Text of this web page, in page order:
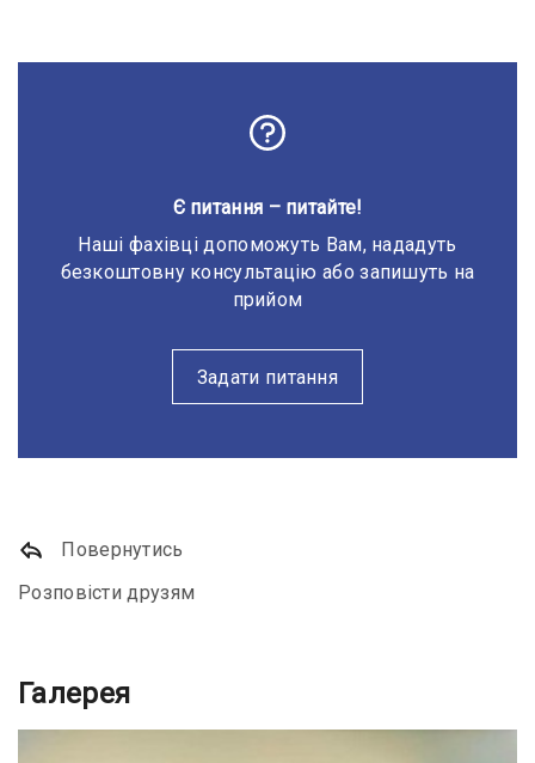
Є питання – питайте!
Наші фахівці допоможуть Вам, нададуть
безкоштовну консультацію або запишуть на
прийом
Задати питання
Повернутись
Розповісти друзям
Галерея